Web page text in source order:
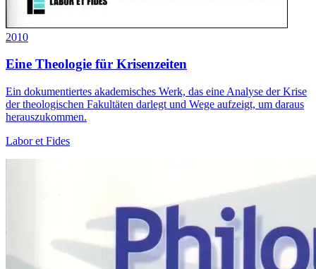
2010
Eine Theologie für Krisenzeiten
Ein dokumentiertes akademisches Werk, das eine Analyse der Krise
der theologischen Fakultäten darlegt und Wege aufzeigt, um daraus
herauszukommen.
Labor et Fides